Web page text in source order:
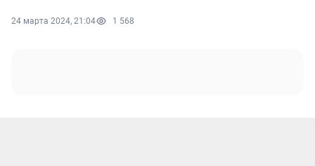
24 марта 2024, 21:04 1 568